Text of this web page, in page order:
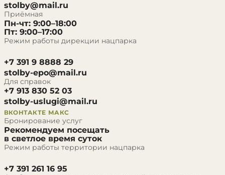
stolby@mail.ru
Приёмная
Пн-чт: 9:00–18:00
Пт: 9:00–17:00
Режим работы дирекции нацпарка
+7 391 9 8888 29
stolby-epo@mail.ru
Для справок
+7 913 830 52 03
stolby-uslugi@mail.ru
ВКОНТАКТЕ МАКС
Бронирование услуг
Рекомендуем посещать
в светлое время суток
Режим работы территории нацпарка
+7 391 261 16 95